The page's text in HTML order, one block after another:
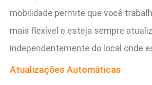
mobilidade permite que você
mais flexível e esteja sempre
independentemente do local onde
Atualizações Automáticas